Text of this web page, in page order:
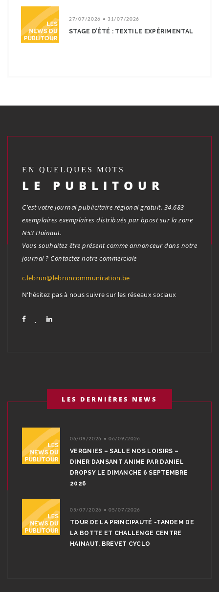
27/07/2026 • 31/07/2026
STAGE D’ÉTÉ : TEXTILE EXPÉRIMENTAL
EN QUELQUES MOTS
LE PUBLITOUR
C'est votre journal publicitaire régional gratuit. 34.683
exemplaires exemplaires distribués par bpost sur la zone
N53 Hainaut.
Vous souhaitez être présent comme annonceur dans notre
journal ? Contactez notre commerciale
c.lebrun@lebruncommunication.be
N'hésitez pas à nous suivre sur les réseaux sociaux
LES DERNIÈRES NEWS
06/09/2026 • 06/09/2026
VERGNIES – SALLE NOS LOISIRS –
DINER DANSANT ANIME PAR DANIEL
DROPSY LE DIMANCHE 6 SEPTEMBRE
2026
05/07/2026 • 05/07/2026
TOUR DE LA PRINCIPAUTÉ -TANDEM DE
LA BOTTE ET CHALLENGE CENTRE
HAINAUT. BREVET CYCLO